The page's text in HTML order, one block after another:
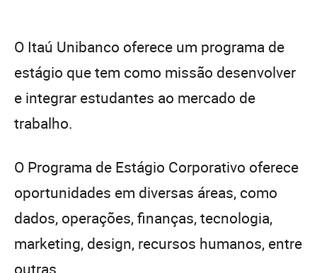
O Itaú Unibanco oferece um programa de
estágio que tem como missão desenvolver
e integrar estudantes ao mercado de
trabalho.
O Programa de Estágio Corporativo oferece
oportunidades em diversas áreas, como
dados, operações, finanças, tecnologia,
marketing, design, recursos humanos, entre
outras.